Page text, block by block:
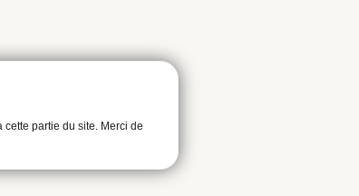
cette partie du site. Merci de